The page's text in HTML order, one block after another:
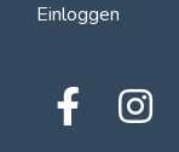
Einloggen